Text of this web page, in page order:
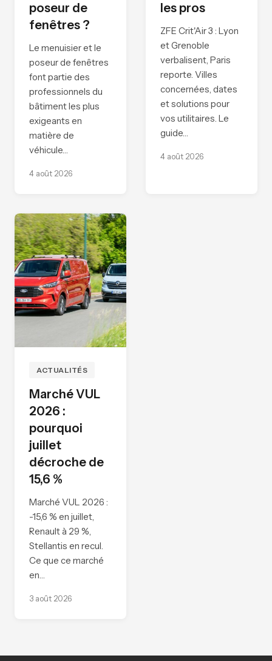
poseur de
fenêtres ?
Le menuisier et le
poseur de fenêtres
font partie des
professionnels du
bâtiment les plus
exigeants en
matière de
véhicule…
4 août 2026
les pros
ZFE Crit'Air 3 : Lyon
et Grenoble
verbalisent, Paris
reporte. Villes
concernées, dates
et solutions pour
vos utilitaires. Le
guide…
4 août 2026
ACTUALITÉS
Marché VUL
2026 :
pourquoi
juillet
décroche de
15,6 %
Marché VUL 2026 :
-15,6 % en juillet,
Renault à 29 %,
Stellantis en recul.
Ce que ce marché
en…
3 août 2026